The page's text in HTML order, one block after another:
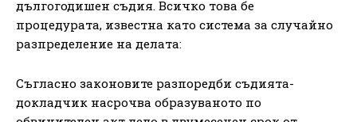
дългогодишен съдия. Всичко това бе
процедурата, известна като система за случайно
разпределение на делата:
Съгласно законовите разпоредби съдията-
докладчик насрочва образуваното по